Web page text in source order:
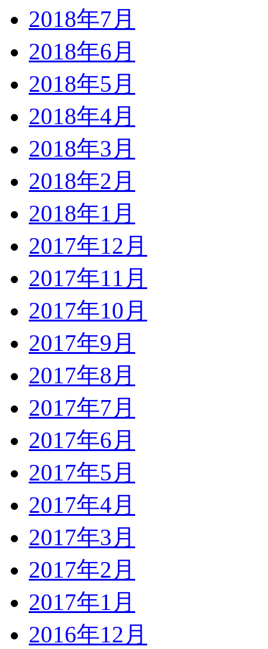
2018年7月
2018年6月
2018年5月
2018年4月
2018年3月
2018年2月
2018年1月
2017年12月
2017年11月
2017年10月
2017年9月
2017年8月
2017年7月
2017年6月
2017年5月
2017年4月
2017年3月
2017年2月
2017年1月
2016年12月